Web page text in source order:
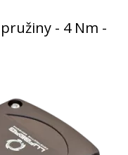
- 4 Nm -